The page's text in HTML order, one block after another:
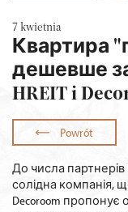
7 kwietnia
Квартира
дешевше
HREIT i
Powrót
До числа партнерів
солідна компанія,
Decoroom пропонує